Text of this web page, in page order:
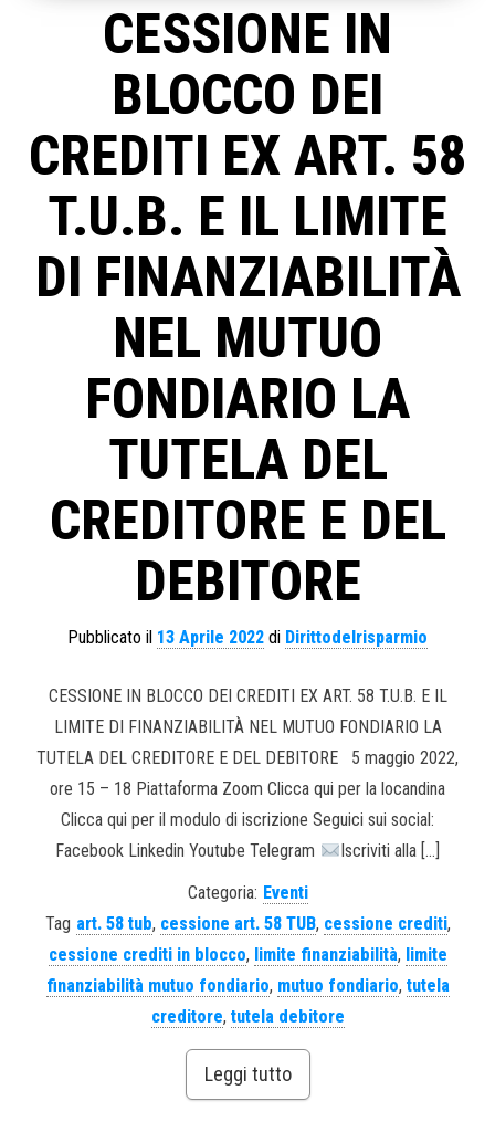
CESSIONE IN
BLOCCO DEI
CREDITI EX ART. 58
T.U.B. E IL LIMITE
DI FINANZIABILITÀ
NEL MUTUO
FONDIARIO LA
TUTELA DEL
CREDITORE E DEL
DEBITORE
Pubblicato il 13 Aprile 2022 di Dirittodelrisparmio
CESSIONE IN BLOCCO DEI CREDITI EX ART. 58 T.U.B. E IL
LIMITE DI FINANZIABILITÀ NEL MUTUO FONDIARIO LA
TUTELA DEL CREDITORE E DEL DEBITORE 5 maggio 2022,
ore 15 – 18 Piattaforma Zoom Clicca qui per la locandina
Clicca qui per il modulo di iscrizione Seguici sui social:
Facebook Linkedin Youtube Telegram
Iscriviti alla […]
Categoria: Eventi
Tag art. 58 tub, cessione art. 58 TUB, cessione crediti,
cessione crediti in blocco, limite finanziabilità, limite
finanziabilità mutuo fondiario, mutuo fondiario, tutela
creditore, tutela debitore
Leggi tutto